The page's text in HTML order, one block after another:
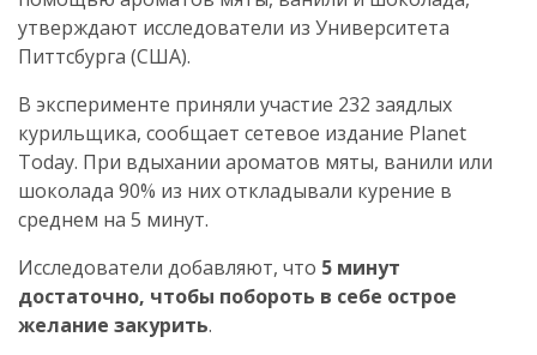
утверждают исследователи из Университета
Питтсбурга (США).
В эксперименте приняли участие 232 заядлых
курильщика, сообщает сетевое издание Planet
Today. При вдыхании ароматов мяты, ванили или
шоколада 90% из них откладывали курение в
среднем на 5 минут.
Исследователи добавляют, что 5 минут
достаточно, чтобы побороть в себе острое
желание закурить.